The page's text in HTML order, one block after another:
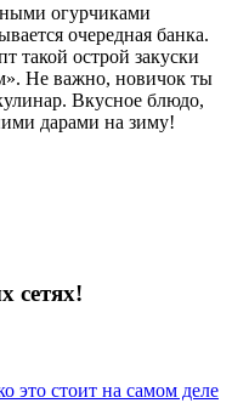
огурчиками
очередная банка.
такой острой закуски
Не важно, новичок ты
Вкусное блюдо,
дарами на зиму!
сетях!
это стоит на самом деле